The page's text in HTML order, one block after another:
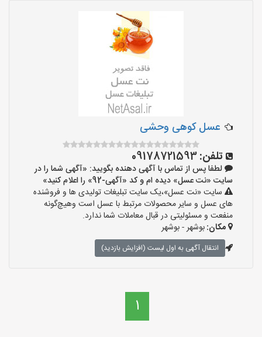
عسل کوهی وحشی
تلفن:09178721593
لطفا پس از تماس با آگهی دهنده بگویید: «آگهی شما را در
سایت «نت عسل» دیده ام و کد «آگهی-92» را اعلام کنید»
سایت «نت عسل»،یک سایت تبلیغات تولیدی ها و فروشنده
های عسل و سایر محصولات مرتبط با عسل است وهیچ‌گونه
منفعت و مسئولیتی در قبال معاملات شما ندارد.
مکان:بوشهر - بوشهر
انتقال آگهی به اول لیست (افزایش بازدید)
1